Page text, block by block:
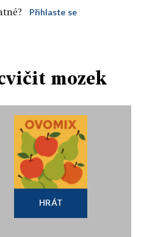
Přihlaste se
mozek
HRÁT